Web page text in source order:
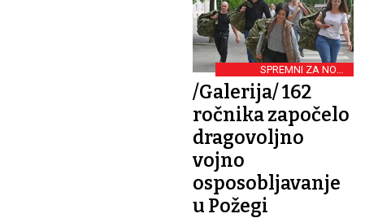
SPREMNI ZA NOVE
IZAZOVE
/Galerija/ 162
ročnika započelo
dragovoljno
vojno
osposobljavanje
u Požegi